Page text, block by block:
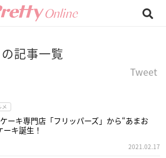
記事一覧
Tweet
メ
ーキ専門店「フリッパーズ」から“あまお
ーキ誕生！
2021.02.17